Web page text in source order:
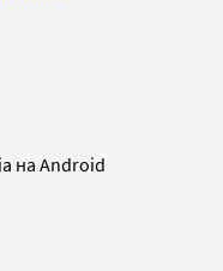
на Android